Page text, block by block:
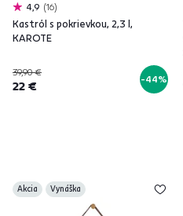
4,9 16
Kastról s pokrievkou, 2,3 l,
KAROTE
39,90 €
22 € -44%
Akcia Vynáška